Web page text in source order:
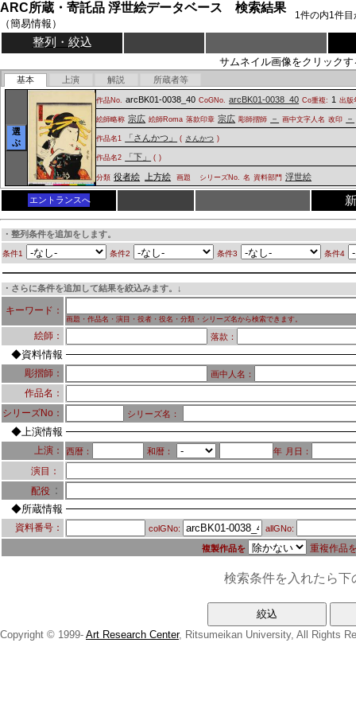
ARC所蔵・寄託品 浮世絵データベース 検索結果
（簡易情報）
1件の内1件目
整列・絞込
サムネイル画像をクリック
基本 上演 解説 所蔵者等
選
ぶ
作品No. arcBK01-0038_40 CoGNo. arcBK01-0038_40 Co重複: 1 出版
絵師略称 宗広 絵師Roma 落款印章 宗広 彫師摺師 － 画中文字人名 改印 －
作品名1 「さんかつ」 ( さんかつ )
作品名2 「下」 ( )
分類 役者絵 上方絵 画題 シリーズNo. 名 資料部門 浮世絵
エントランスへ
・整列条件を追加をします。
条件1 条件2 条件3 条件4
・さらに条件を追加して結果を絞込みます。↓
キーワード：
画題・作品名・演目・役者・役名・分類・シリーズ名から検索できます。
絵師： 落款：
◆資料情報
彫摺師： 画中人名：
作品名：
シリーズNo：
シリーズ名：
◆上演情報
上演： 西暦： 和暦： 年 月日：
演目：
配役 ：
◆所蔵情報
資料番号： colGNo: allGNo:
複製作品を 重複作品
検索条件を入れたら
Copyright © 1999- Art Research Center, Ritsumeikan University, All Rights